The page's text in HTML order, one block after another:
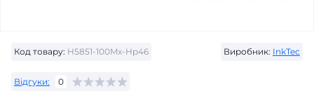
Код товару: H5851-100Mx-Hp46 Виробник: InkTec
Відгуки: 0